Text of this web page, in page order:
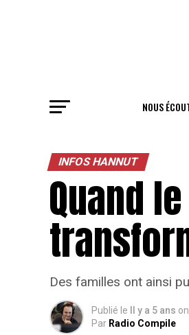
NOUS
INFOS HANNUT
Quand
Des familles ont ainsi
Publié le Il y a 5 ans on
Par Radio Compile